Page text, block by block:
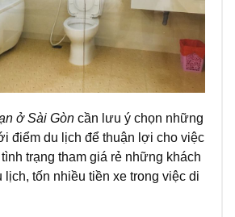
ở Sài Gòn cần lưu ý chọn những
điểm du lịch để thuận lợi cho việc
trạng tham giá rẻ những khách
lịch, tốn nhiều tiền xe trong việc di